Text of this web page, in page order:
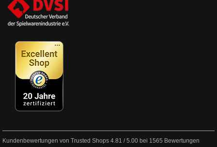
Kundenbewertungen von Trusted Shops 4.81 /5.00 bei 1565 Bewertungen